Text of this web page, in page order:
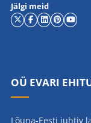
Jälgi meid
OÜ EVARI
Lõuna-Eesti juhtiv